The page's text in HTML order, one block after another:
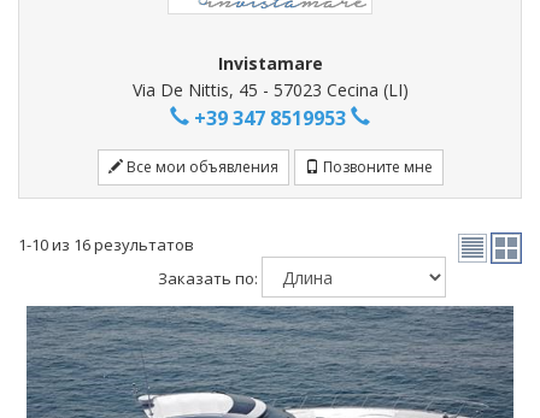
Invistamare
Via De Nittis, 45 - 57023 Cecina (LI)
+39 347 8519953
Все мои объявления Позвоните мне
1-10 из 16 результатов
Заказать по: